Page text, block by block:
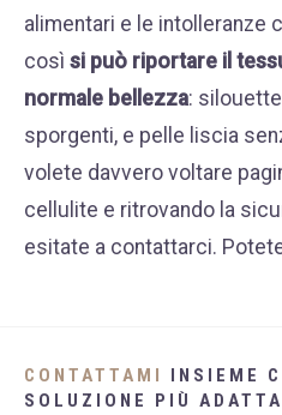
alimentari e le intolleranze
così si può riportare il
normale bellezza:
sporgenti, e pelle liscia senza
volete davvero voltare
cellulite e ritrovando la
esitate a contattarci.
CONTATTAMI
INSIEME
SOLUZIONE PIÙ